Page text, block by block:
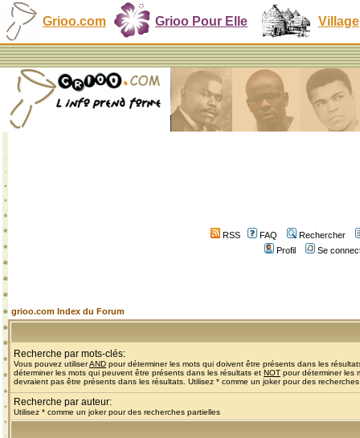
Grioo.com Grioo Pour Elle Village
RSS FAQ
Rechercher
Profil
Se
grioo.com Index du Forum
Recherche par mots-clés:
Vous pouvez utiliserAND pour déterminer les mots qui doivent être présents dans les
déterminer les mots qui peuvent être présents dans les résultats et NOT pour déterminer les
devraient pas être présents dans les résultats. Utilisez * comme un joker pour des
Recherche par auteur:
Utilisez * comme un joker pour des recherches partielles